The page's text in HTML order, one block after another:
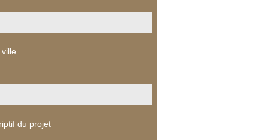
du projet